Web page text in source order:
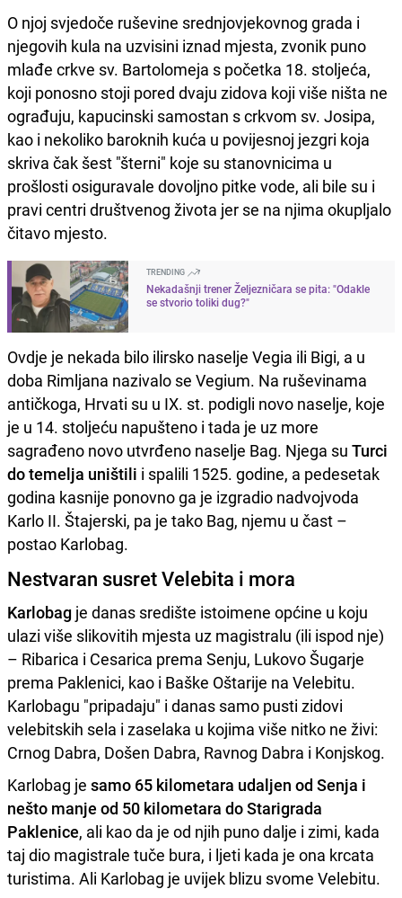
O njoj svjedoče ruševine srednjovjekovnog grada i
njegovih kula na uzvisini iznad mjesta, zvonik puno
mlađe crkve sv. Bartolomeja s početka 18. stoljeća,
koji ponosno stoji pored dvaju zidova koji više ništa ne
ograđuju, kapucinski samostan s crkvom sv. Josipa,
kao i nekoliko baroknih kuća u povijesnoj jezgri koja
skriva čak šest "šterni" koje su stanovnicima u
prošlosti osiguravale dovoljno pitke vode, ali bile su i
pravi centri društvenog života jer se na njima okupljalo
čitavo mjesto.
TRENDING
Nekadašnji trener Željezničara se pita: "Odakle
se stvorio toliki dug?"
Ovdje je nekada bilo ilirsko naselje Vegia ili Bigi, a u
doba Rimljana nazivalo se Vegium. Na ruševinama
antičkoga, Hrvati su u IX. st. podigli novo naselje, koje
je u 14. stoljeću napušteno i tada je uz more
sagrađeno novo utvrđeno naselje Bag. Njega su Turci
do temelja uništili i spalili 1525. godine, a pedesetak
godina kasnije ponovno ga je izgradio nadvojvoda
Karlo II. Štajerski, pa je tako Bag, njemu u čast –
postao Karlobag.
Nestvaran susret Velebita i mora
Karlobag je danas središte istoimene općine u koju
ulazi više slikovitih mjesta uz magistralu (ili ispod nje)
– Ribarica i Cesarica prema Senju, Lukovo Šugarje
prema Paklenici, kao i Baške Oštarije na Velebitu.
Karlobagu "pripadaju" i danas samo pusti zidovi
velebitskih sela i zaselaka u kojima više nitko ne živi:
Crnog Dabra, Došen Dabra, Ravnog Dabra i Konjskog.
Karlobag je samo 65 kilometara udaljen od Senja i
nešto manje od 50 kilometara do Starigrada
Paklenice, ali kao da je od njih puno dalje i zimi, kada
taj dio magistrale tuče bura, i ljeti kada je ona krcata
turistima. Ali Karlobag je uvijek blizu svome Velebitu.